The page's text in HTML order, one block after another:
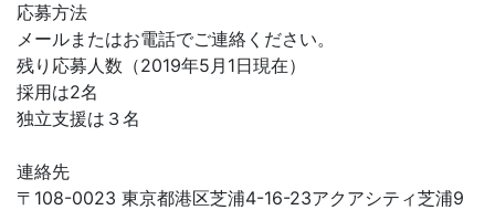
応募方法
メールまたはお電話でご連絡ください。
残り応募人数（2019年5月1日現在）
採用は2名
独立支援は３名
連絡先
〒108-0023 東京都港区芝浦4-16-23アクアシティ芝浦9